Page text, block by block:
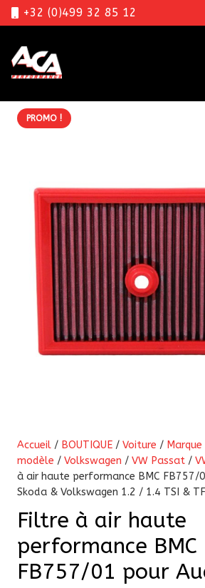
+32 (0)499 32 85 12
PROMO !
Accueil / BOUTIQUE / Voiture /
modèle / Volkswagen / VW Passat /
à air haute performance BMC FB757/
Skoda & Volkswagen 1.2 / 1.4 TSI &
Filtre à air haute
performance BMC
FB757/01 pour